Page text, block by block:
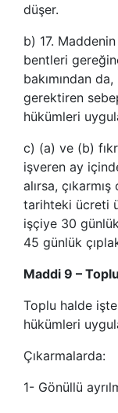
düşer.
b) 17.
bentleri
bakımından
gerektiren
hükümleri
c) (a) ve (b)
işveren ay
alırsa,
tarihteki ücreti
işçiye 30
45 günlük
Maddi 9 –
Toplu halde
hükümleri
Çıkarmalarda:
1- Gönüllü